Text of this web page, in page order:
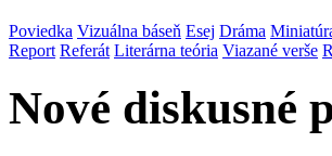
Poviedka Vizuálna báseň Esej Dráma
Report Referát Literárna teória Viazané verše
Nové diskusné